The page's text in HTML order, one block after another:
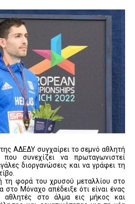
ΑΔΕΔΥ συγχαίρει το σεμνό αθλητή
συνεχίζει να πρωταγωνιστεί
διοργανώσεις και να γράφει τη
τη φορά του χρυσού μεταλλίου στο
Μόναχο απέδειξε ότι είναι ένας
αθλητές στο άλμα εις μήκος και